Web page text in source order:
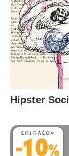
Hipster